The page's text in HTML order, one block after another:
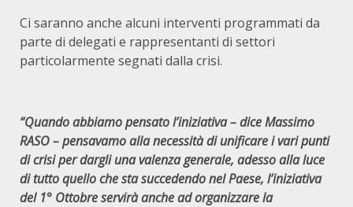
Ci saranno anche alcuni interventi programmati da
parte di delegati e rappresentanti di settori
particolarmente segnati dalla crisi.
“Quando abbiamo pensato l’iniziativa – dice Massimo
RASO – pensavamo alla necessità di unificare i vari punti
di crisi per dargli una valenza generale, adesso alla luce
di tutto quello che sta succedendo nel Paese, l’iniziativa
del 1° Ottobre servirà anche ad organizzare la